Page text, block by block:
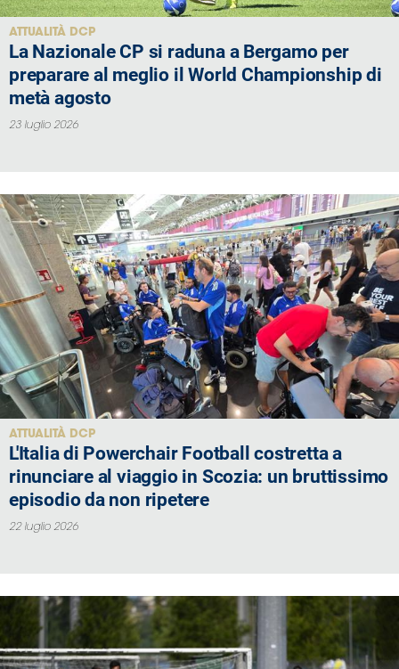
ATTUALITÀ DCP
La Nazionale CP si raduna a Bergamo per
preparare al meglio il World Championship di
metà agosto
23 luglio 2026
ATTUALITÀ DCP
L'Italia di Powerchair Football costretta a
rinunciare al viaggio in Scozia: un bruttissimo
episodio da non ripetere
22 luglio 2026